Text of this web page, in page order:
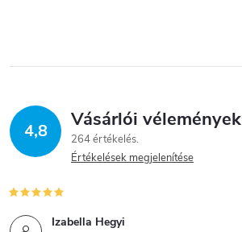
4,8 Vásárlói vélemények
264 értékelés
Értékelések megjelenítése
Izabella Hegyi